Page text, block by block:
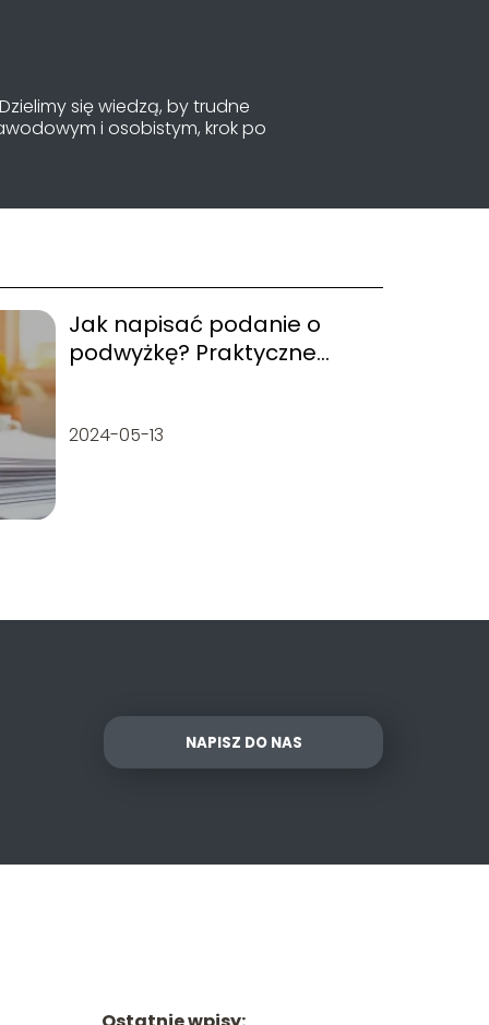
się wiedzą, by trudne
i osobistym, krok po
Jak napisać podanie o
podwyżkę? Praktyczne
2024-05-13
NAPISZ DO NAS